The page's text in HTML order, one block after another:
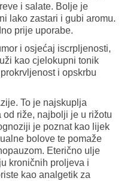
i salate. Bolje je
lako zastari i gubi aromu.
prije uporabe.
i osjećaj iscrpljenosti,
kao cjelokupni tonik
i opskrbu
To je najskuplja
riže, najbolji je u rižotu
je poznat kao lijek
bolove te pomaže
Eterično ulje
kroničnih proljeva i
kao analgetik za